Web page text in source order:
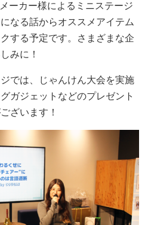
ーカー様によるミニステージ
なる話からオススメアイテム
する予定です。さまざまな企
みに！
では、じゃんけん大会を実施
ガジェットなどのプレゼント
ざいます！